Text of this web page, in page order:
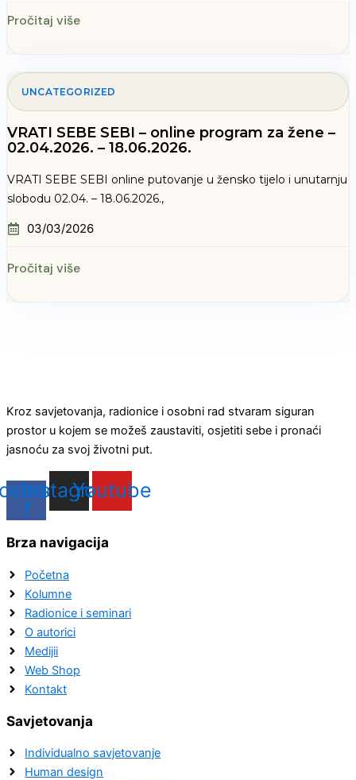
Pročitaj više
UNCATEGORIZED
VRATI SEBE SEBI – online program za žene –
02.04.2026. – 18.06.2026.
VRATI SEBE SEBI online putovanje u žensko tijelo i unutarnju
slobodu 02.04. – 18.06.2026.,
03/03/2026
Pročitaj više
Kroz savjetovanja, radionice i osobni rad stvaram siguran
prostor u kojem se možeš zaustaviti, osjetiti sebe i pronaći
jasnoću za svoj životni put.
f
Instagram
Youtube
Brza navigacija
Početna
Kolumne
Radionice i seminari
O autorici
Medijii
Web Shop
Kontakt
Savjetovanja
Individualno savjetovanje
Human design